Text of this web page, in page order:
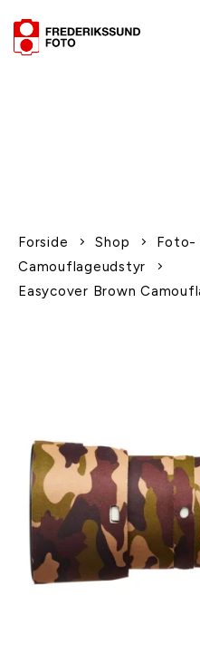
Forside Shop
Foto-
Camouflageudstyr
Easycover Brown